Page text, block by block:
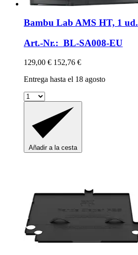
Bambu Lab AMS HT, 1 ud.
Art.-Nr.: BL-SA008-EU
129,00 € 152,76 €
Entrega hasta el 18 agosto
Añadir a la cesta